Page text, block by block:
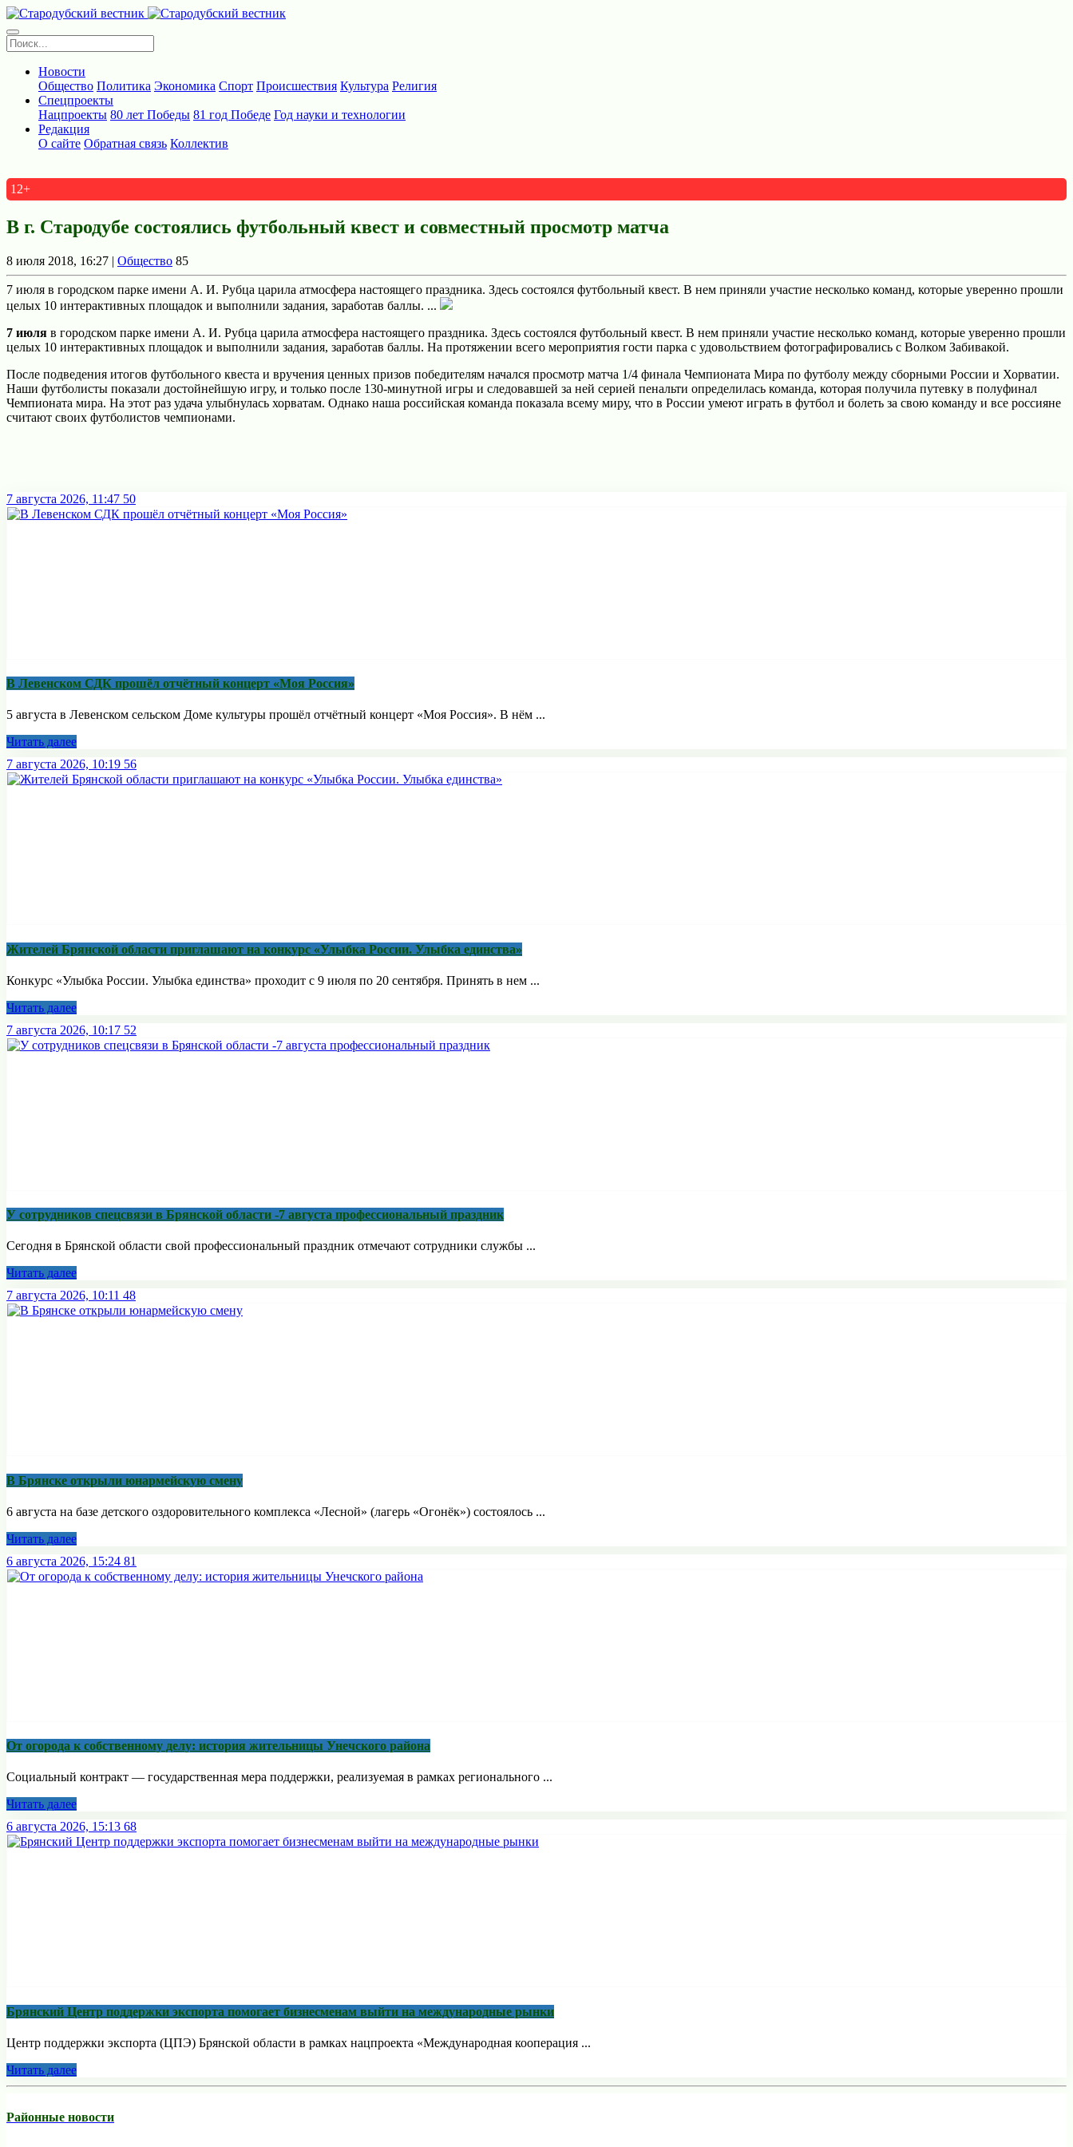
Новости
Общество Политика Экономика Спорт Происшествия Культура Религия
Спецпроекты
Нацпроекты 80 лет Победы 81 год Победе Год науки и технологии
Редакция
О сайте Обратная связь Коллектив
12+
В г. Стародубе состоялись футбольный квест и совместный просмотр матча
8 июля 2018, 16:27 | Общество 85
7 июля в городском парке имени А. И. Рубца царила атмосфера настоящего праздника. Здесь состоялся футбольный квест. В нем приняли участие несколько команд, которые уверенно прошли
целых 10 интерактивных площадок и выполнили задания, заработав баллы. ...
7 июля в городском парке имени А. И. Рубца царила атмосфера настоящего праздника. Здесь состоялся футбольный квест. В нем приняли участие несколько команд, которые уверенно прошли
целых 10 интерактивных площадок и выполнили задания, заработав баллы. На протяжении всего мероприятия гости парка с удовольствием фотографировались с Волком Забивакой.
После подведения итогов футбольного квеста и вручения ценных призов победителям начался просмотр матча 1/4 финала Чемпионата Мира по футболу между сборными России и Хорватии.
Наши футболисты показали достойнейшую игру, и только после 130-минутной игры и следовавшей за ней серией пенальти определилась команда, которая получила путевку в полуфинал
Чемпионата мира. На этот раз удача улыбнулась хорватам. Однако наша российская команда показала всему миру, что в России умеют играть в футбол и болеть за свою команду и все россияне
считают своих футболистов чемпионами.
7 августа 2026, 11:47 50
В Левенском СДК прошёл отчётный концерт «Моя Россия»
5 августа в Левенском сельском Доме культуры прошёл отчётный концерт «Моя Россия». В нём ...
Читать далее
7 августа 2026, 10:19 56
Жителей Брянской области приглашают на конкурс «Улыбка России. Улыбка единства»
Конкурс «Улыбка России. Улыбка единства» проходит с 9 июля по 20 сентября. Принять в нем ...
Читать далее
7 августа 2026, 10:17 52
У сотрудников спецсвязи в Брянской области -7 августа профессиональный праздник
Сегодня в Брянской области свой профессиональный праздник отмечают сотрудники службы ...
Читать далее
7 августа 2026, 10:11 48
В Брянске открыли юнармейскую смену
6 августа на базе детского оздоровительного комплекса «Лесной» (лагерь «Огонёк») состоялось ...
Читать далее
6 августа 2026, 15:24 81
От огорода к собственному делу: история жительницы Унечского района
Социальный контракт — государственная мера поддержки, реализуемая в рамках регионального ...
Читать далее
6 августа 2026, 15:13 68
Брянский Центр поддержки экспорта помогает бизнесменам выйти на международные рынки
Центр поддержки экспорта (ЦПЭ) Брянской области в рамках нацпроекта «Международная кооперация ...
Читать далее
Районные новости